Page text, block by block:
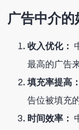
广告中介的
收入优化：
最高的广告
填充率提高：
告位被填充
时间效率：